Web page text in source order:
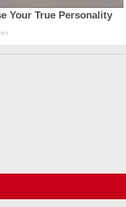
Your True Personality